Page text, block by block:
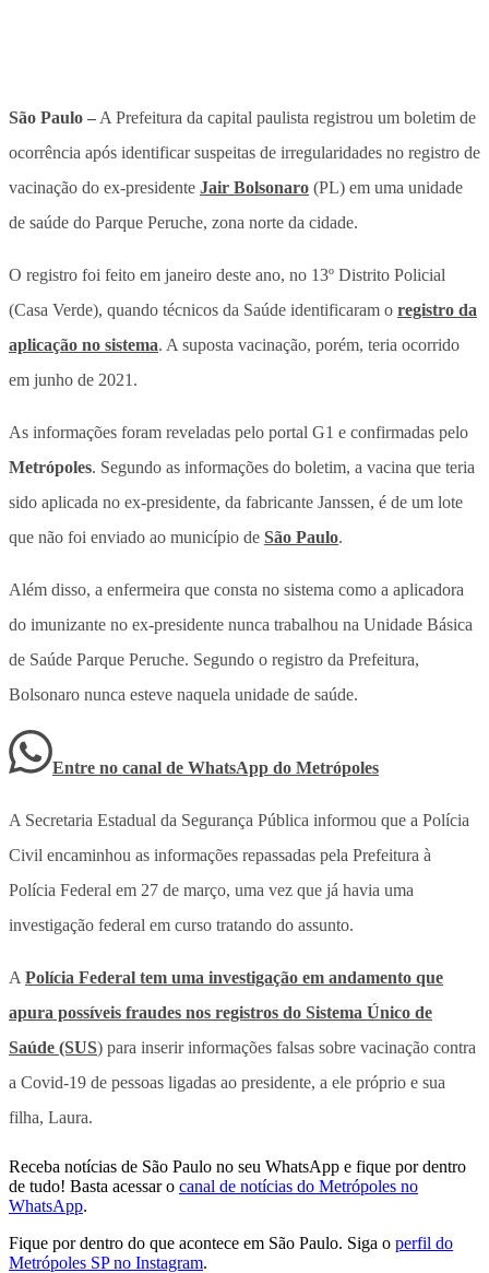
São Paulo – A Prefeitura da capital paulista registrou um boletim de
ocorrência após identificar suspeitas de irregularidades no registro de
vacinação do ex-presidente Jair Bolsonaro (PL) em uma unidade
de saúde do Parque Peruche, zona norte da cidade.
O registro foi feito em janeiro deste ano, no 13º Distrito Policial
(Casa Verde), quando técnicos da Saúde identificaram o registro da
aplicação no sistema. A suposta vacinação, porém, teria ocorrido
em junho de 2021.
As informações foram reveladas pelo portal G1 e confirmadas pelo
Metrópoles. Segundo as informações do boletim, a vacina que teria
sido aplicada no ex-presidente, da fabricante Janssen, é de um lote
que não foi enviado ao município de São Paulo.
Além disso, a enfermeira que consta no sistema como a aplicadora
do imunizante no ex-presidente nunca trabalhou na Unidade Básica
de Saúde Parque Peruche. Segundo o registro da Prefeitura,
Bolsonaro nunca esteve naquela unidade de saúde.
Entre no canal de WhatsApp do Metrópoles
A Secretaria Estadual da Segurança Pública informou que a Polícia
Civil encaminhou as informações repassadas pela Prefeitura à
Polícia Federal em 27 de março, uma vez que já havia uma
investigação federal em curso tratando do assunto.
A Polícia Federal tem uma investigação em andamento que
apura possíveis fraudes nos registros do Sistema Único de
Saúde (SUS) para inserir informações falsas sobre vacinação contra
a Covid-19 de pessoas ligadas ao presidente, a ele próprio e sua
filha, Laura.
Receba notícias de São Paulo no seu WhatsApp e fique por dentro
de tudo! Basta acessar o canal de notícias do Metrópoles no
WhatsApp.
Fique por dentro do que acontece em São Paulo. Siga o perfil do
Metrópoles SP no Instagram.